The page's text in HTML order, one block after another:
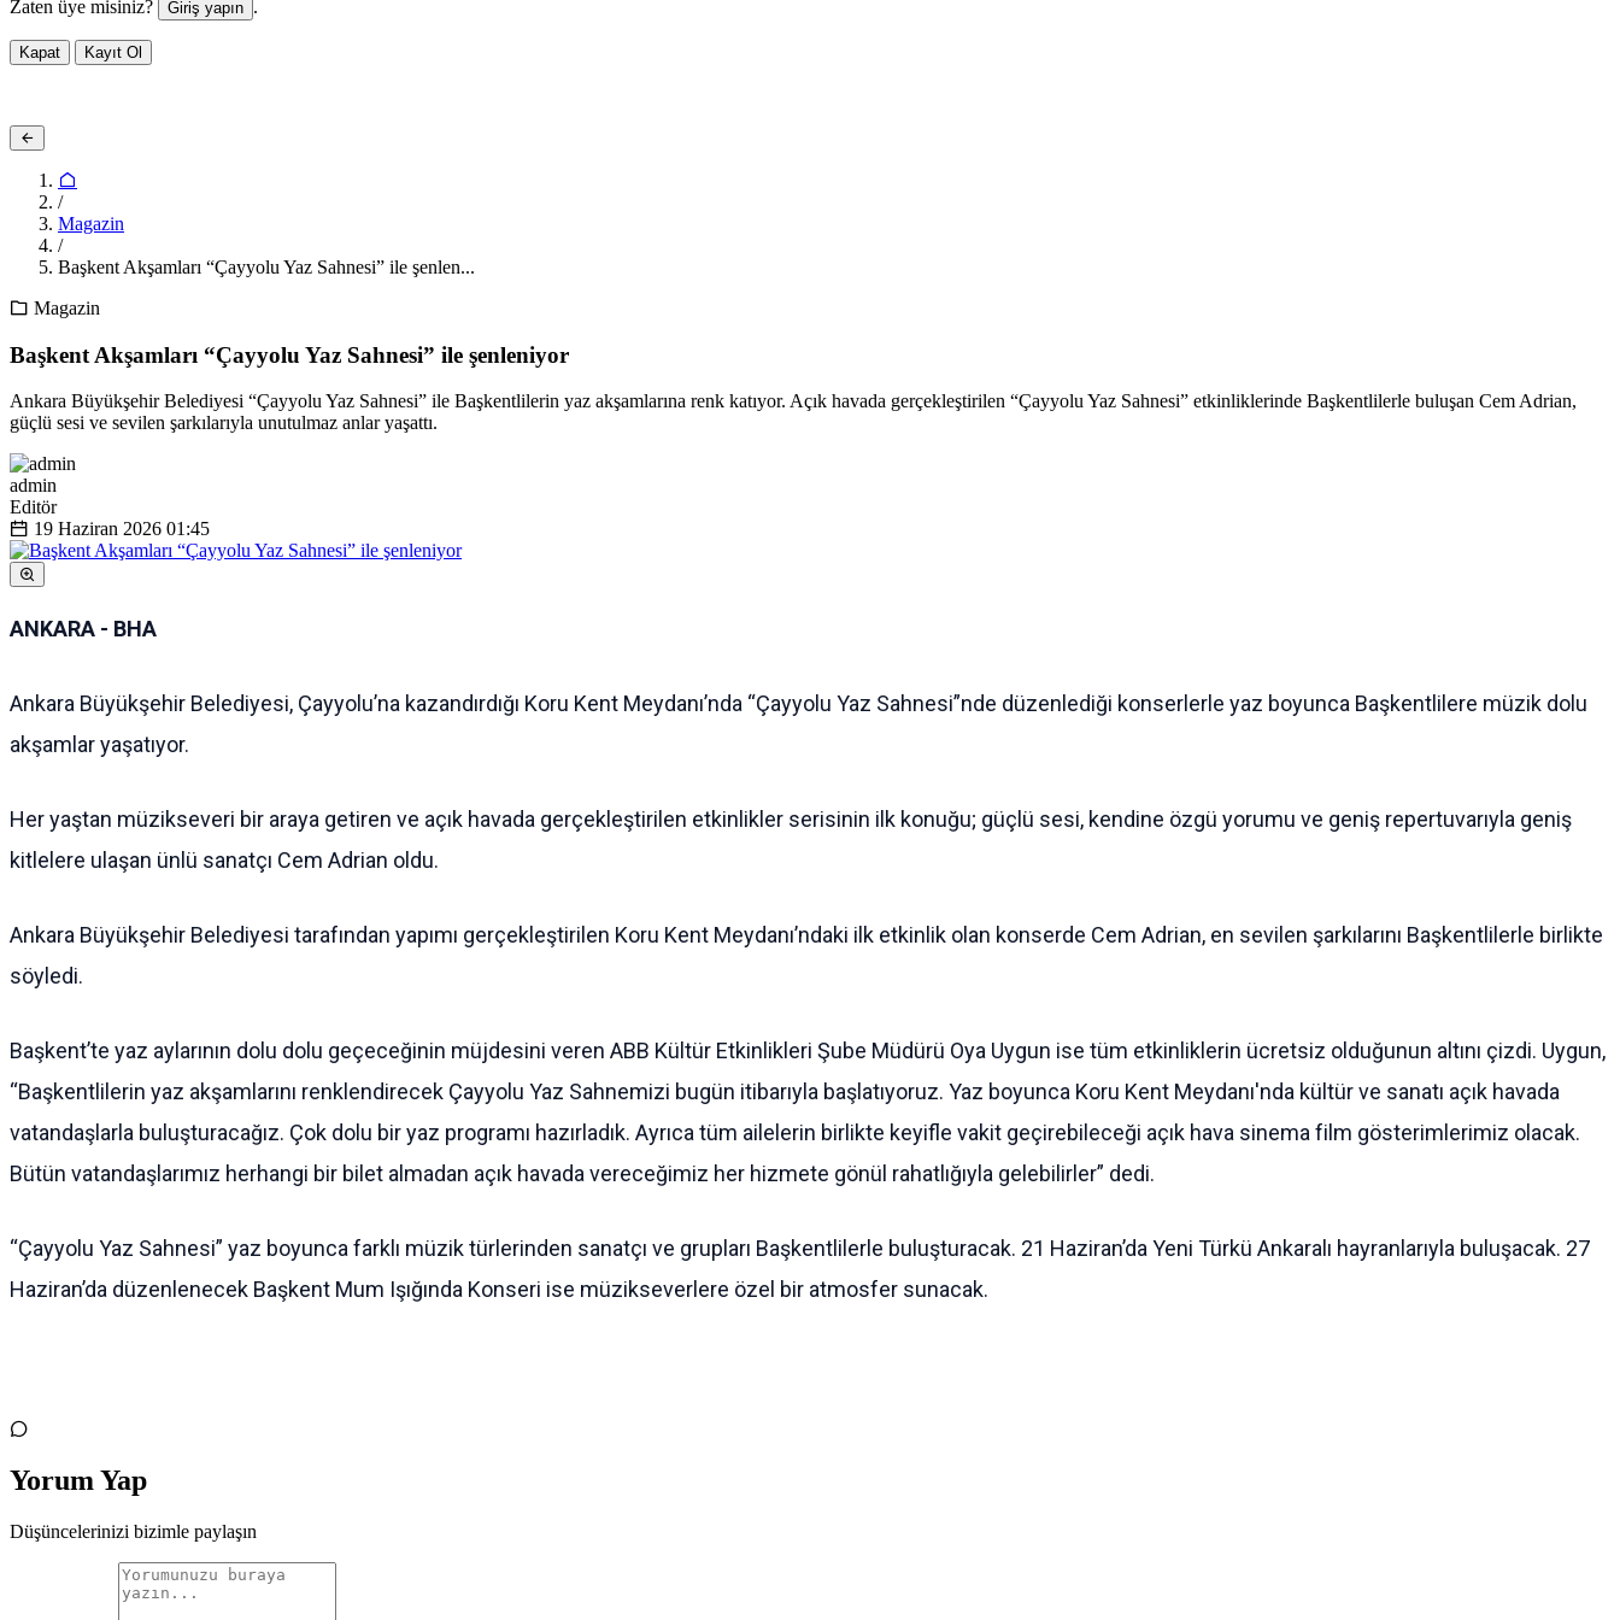
Zaten üye misiniz? Giriş yapın .
Kapat Kayıt Ol
/
Magazin
/
Başkent Akşamları “Çayyolu Yaz Sahnesi” ile şenlen...
Magazin
Başkent Akşamları “Çayyolu Yaz Sahnesi” ile şenleniyor
Ankara Büyükşehir Belediyesi “Çayyolu Yaz Sahnesi” ile Başkentlilerin yaz akşamlarına renk katıyor. Açık havada gerçekleştirilen “Çayyolu Yaz Sahnesi” etkinliklerinde Başkentlilerle buluşan Cem Adrian,
güçlü sesi ve sevilen şarkılarıyla unutulmaz anlar yaşattı.
admin
Editör
19 Haziran 2026 01:45
ANKARA - BHA
Ankara Büyükşehir Belediyesi, Çayyolu’na kazandırdığı Koru Kent Meydanı’nda “Çayyolu Yaz Sahnesi”nde düzenlediği konserlerle yaz boyunca Başkentlilere müzik dolu
akşamlar yaşatıyor.
Her yaştan müzikseveri bir araya getiren ve açık havada gerçekleştirilen etkinlikler serisinin ilk konuğu; güçlü sesi, kendine özgü yorumu ve geniş repertuvarıyla geniş
kitlelere ulaşan ünlü sanatçı Cem Adrian oldu.
Ankara Büyükşehir Belediyesi tarafından yapımı gerçekleştirilen Koru Kent Meydanı’ndaki ilk etkinlik olan konserde Cem Adrian, en sevilen şarkılarını Başkentlilerle birlikte
söyledi.
Başkent’te yaz aylarının dolu dolu geçeceğinin müjdesini veren ABB Kültür Etkinlikleri Şube Müdürü Oya Uygun ise tüm etkinliklerin ücretsiz olduğunun altını çizdi. Uygun,
“Başkentlilerin yaz akşamlarını renklendirecek Çayyolu Yaz Sahnemizi bugün itibarıyla başlatıyoruz. Yaz boyunca Koru Kent Meydanı'nda kültür ve sanatı açık havada
vatandaşlarla buluşturacağız. Çok dolu bir yaz programı hazırladık. Ayrıca tüm ailelerin birlikte keyifle vakit geçirebileceği açık hava sinema film gösterimlerimiz olacak.
Bütün vatandaşlarımız herhangi bir bilet almadan açık havada vereceğimiz her hizmete gönül rahatlığıyla gelebilirler” dedi.
“Çayyolu Yaz Sahnesi” yaz boyunca farklı müzik türlerinden sanatçı ve grupları Başkentlilerle buluşturacak. 21 Haziran’da Yeni Türkü Ankaralı hayranlarıyla buluşacak. 27
Haziran’da düzenlenecek Başkent Mum Işığında Konseri ise müzikseverlere özel bir atmosfer sunacak.
Yorum Yap
Düşüncelerinizi bizimle paylaşın